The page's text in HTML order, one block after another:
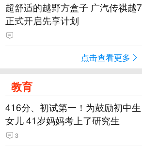
超舒适的越野方盒子 广汽传祺越7
正式开启先享计划
点击查看更多
教育
416分、初试第一！为鼓励初中生
女儿 41岁妈妈考上了研究生
3